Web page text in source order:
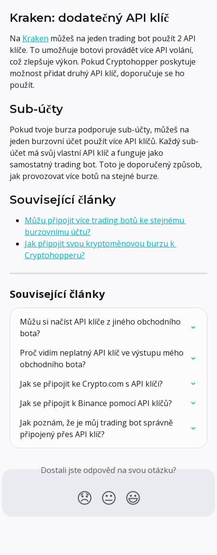
Kraken: dodatečný API klíč
Na Kraken můžeš na jeden trading bot použít 2 API
klíče. To umožňuje botovi provádět více API volání,
což zlepšuje výkon. Pokud Cryptohopper poskytuje
možnost přidat druhý API klíč, doporučuje se ho
použít.
Sub-účty
Pokud tvoje burza podporuje sub-účty, můžeš na
jeden burzovní účet použít více API klíčů. Každý sub-
účet má svůj vlastní API klíč a funguje jako
samostatný trading bot. Toto je doporučený způsob,
jak provozovat více botů na stejné burze.
Související články
Můžu připojit více trading botů ke stejnému
burzovnímu účtu?
Jak připojit svou kryptoměnovou burzu k
Cryptohopperu?
Související články
Můžu si načíst API klíče z jiného obchodního
bota?
Proč vidím neplatný API klíč ve výstupu mého
obchodního bota?
Jak se připojit ke Crypto.com s API klíči?
Jak se připojit k Binance pomocí API klíčů?
Jak poznám, že je můj trading bot správně
připojený přes API klíč?
Dostali jste odpověď na svou otázku?
😞 😐 😃